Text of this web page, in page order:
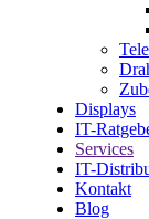
Displays
IT-
Services
IT-
Kontakt
Blog